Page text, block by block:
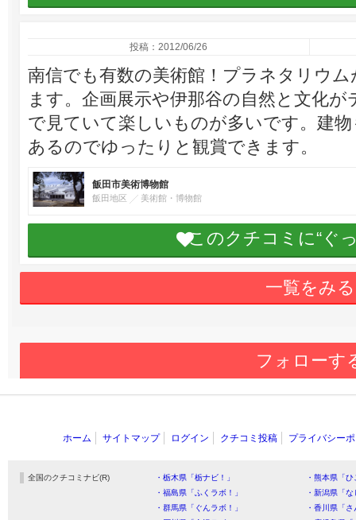
投稿：2012/06/26
南信でも有数の美術館！プラネタリウ
ます。企画展示や伊那谷の自然と文化
で見ていて楽しいものが多いです。建
あるのでゆったりと観賞できます。
飯田市美術博物館
飯田地区 美術館・博物館
このクチコミに“ぐ
一覧をみる
フォローす
ホーム サイトマップ ログイン クチコミ投稿 プライバシー
全国のクチコミナビ(R) ・栃木県「栃ナビ！」
・熊本県「
・福島県「ふくラボ！」
・新潟県「
・群馬県「ぐんラボ！」
・香川県「